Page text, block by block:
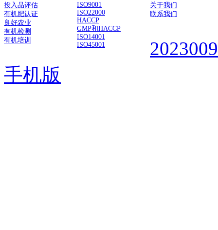
投入品评估
有机肥认证
良好农业
有机检测
有机培训
ISO9001
ISO22000
HACCP
GMP和HACCP
ISO14001
ISO45001
关于我们
联系我们
手机版